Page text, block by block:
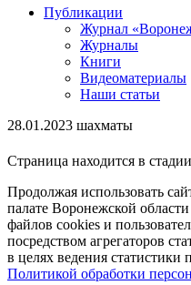
Публикации
Журнал
Журналы
Книги
Видеоматериалы
Наши статьи
28.01.2023 шахматы
Страница находится в
Продолжая использовать
палате Воронежской
файлов cookies и
посредством агрегаторов
в целях ведения статистики
Политикой обработки